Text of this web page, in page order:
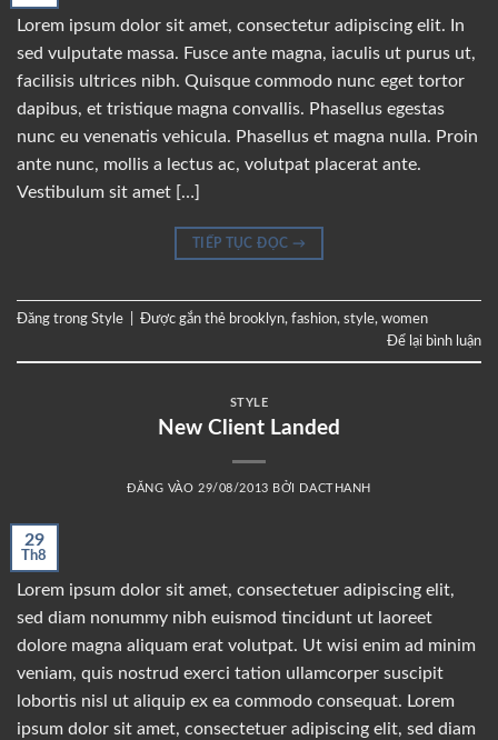
Lorem ipsum dolor sit amet, consectetur adipiscing elit. In
sed vulputate massa. Fusce ante magna, iaculis ut purus ut,
facilisis ultrices nibh. Quisque commodo nunc eget tortor
dapibus, et tristique magna convallis. Phasellus egestas
nunc eu venenatis vehicula. Phasellus et magna nulla. Proin
ante nunc, mollis a lectus ac, volutpat placerat ante.
Vestibulum sit amet […]
TIẾP TỤC ĐỌC →
Đăng trong Style Được gắn thẻ brooklyn, fashion, style, women
Để lại bình luận
STYLE
New Client Landed
ĐĂNG VÀO 29/08/2013 BỞI DACTHANH
29
Th8
Lorem ipsum dolor sit amet, consectetuer adipiscing elit,
sed diam nonummy nibh euismod tincidunt ut laoreet
dolore magna aliquam erat volutpat. Ut wisi enim ad minim
veniam, quis nostrud exerci tation ullamcorper suscipit
lobortis nisl ut aliquip ex ea commodo consequat. Lorem
ipsum dolor sit amet, consectetuer adipiscing elit, sed diam